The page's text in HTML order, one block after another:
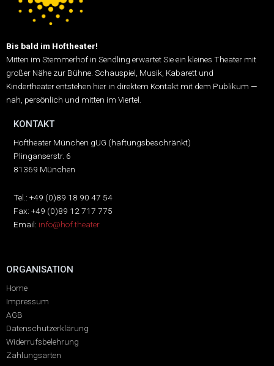
Bis bald im Hoftheater!
Mitten im Stemmerhof in Sendling erwartet Sie ein kleines Theater mit
großer Nähe zur Bühne. Schauspiel, Musik, Kabarett und
Kindertheater entstehen hier in direktem Kontakt mit dem Publikum —
nah, persönlich und mitten im Viertel.
KONTAKT
Hoftheater München gUG (haftungsbeschränkt)
Plinganserstr. 6
81369 München
Tel.: +49 (0)89 18 90 47 54
Fax: +49 (0)89 12 717 775
Email: info@hof.theater
ORGANISATION
Home
Impressum
AGB
Datenschutzerklärung
Widerrufsbelehrung
Zahlungsarten